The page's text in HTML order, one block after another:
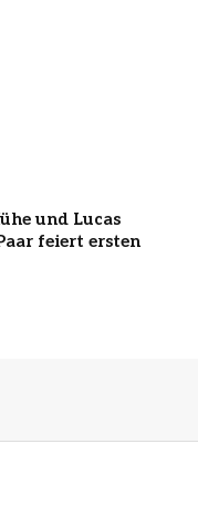
und Lucas
feiert ersten